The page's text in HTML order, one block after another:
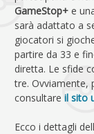
GameStop+ e
sarà adattato a
giocatori si
partire da 33 e
diretta. Le sfide
tre. Ovviamente,
consultare il sito
Ecco i dettagli